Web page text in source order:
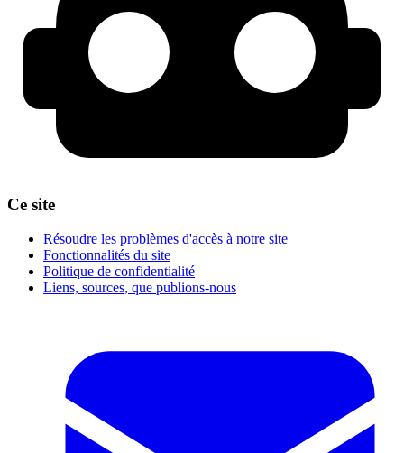
Ce site
Résoudre les problèmes d'accès à notre site
Fonctionnalités du site
Politique de confidentialité
Liens, sources, que publions-nous